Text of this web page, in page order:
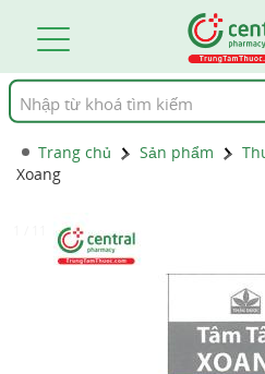
Tìm
kiếm
Trang chủ Sản phẩm
Xoang